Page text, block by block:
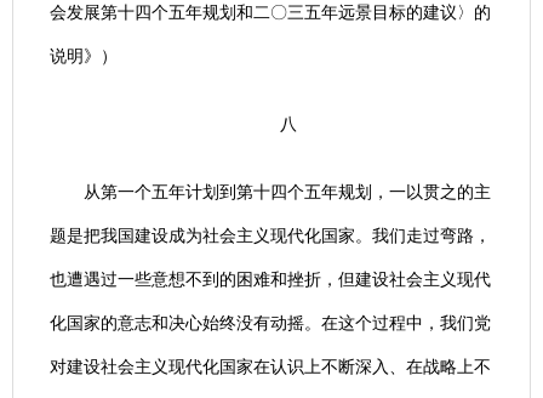
会发展第十四个五年规划和二〇三五年远景目标的建议〉的
说明》）
八
从第一个五年计划到第十四个五年规划，一以贯之的主
题是把我国建设成为社会主义现代化国家。我们走过弯路，
也遭遇过一些意想不到的困难和挫折，但建设社会主义现代
化国家的意志和决心始终没有动摇。在这个过程中，我们党
对建设社会主义现代化国家在认识上不断深入、在战略上不